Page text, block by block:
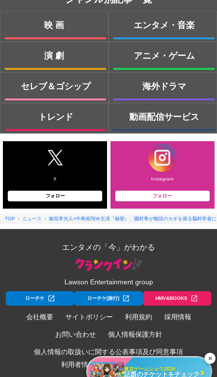
映画
演劇
セレブ＆ゴシップ
トレンド
エンタメ・音楽
アニメ・ゲーム
海外ドラマ
動画配信サービス
X
フォロー
Instagram
フォロー
TOP ニュース 板垣李光人×中島裕翔Ｗ主演『秘密』、國村隼が物語のカギを握る脳科学者
エンタメの「今」がわかる
Lawson Entertainment group
ローチケ ローチケ[旅行] HMV&BOOKS
会社概要 サイトポリシー 利用規約 採用情報
お問い合わせ 個人情報保護方針
個人情報の取扱いに関する公表事項及び同意事項
利用者情報の外部送信について
✕
東京ゲームショウ2026
話題のチケットをチェック ›